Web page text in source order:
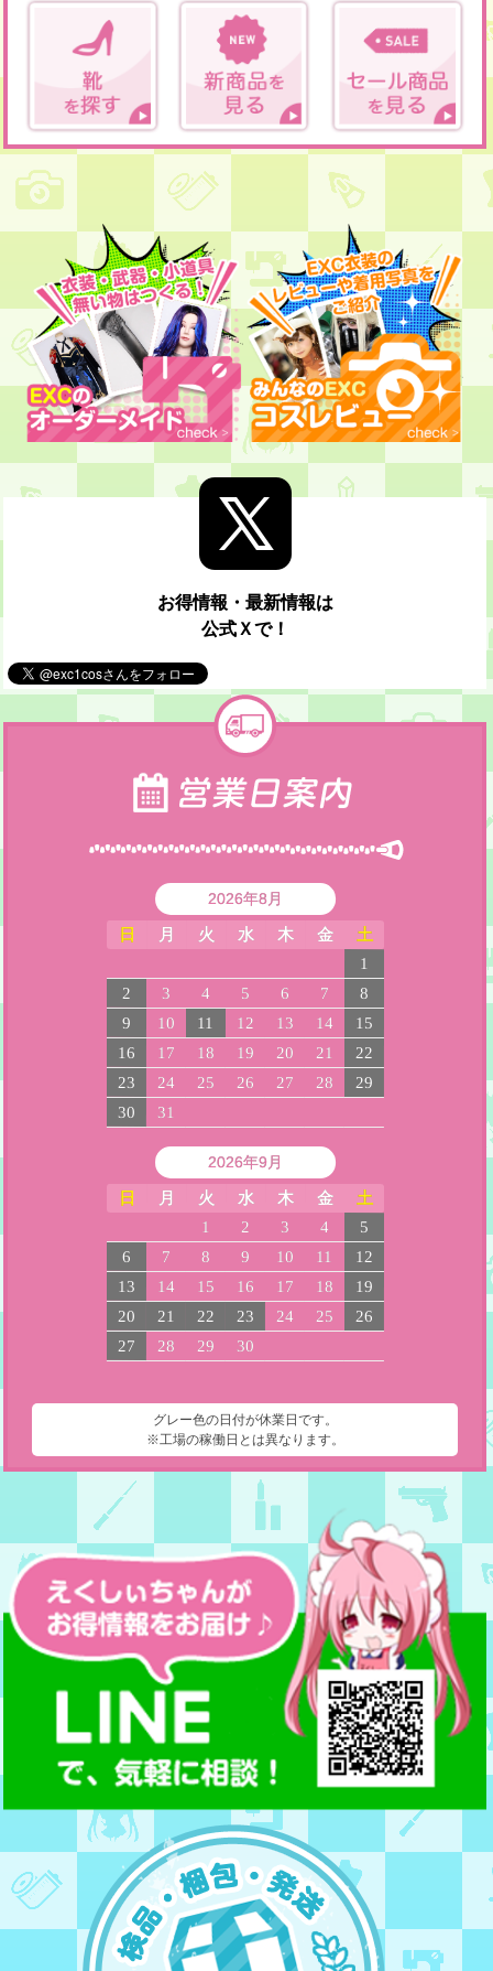
お得情報・最新情報は
公式Ｘで！
2026年8月
日 月 火 水 木 金 土
1
2
3 4 5 6 7
8
9
10 11 12 13 14
15
16
17 18 19 20 21
22
23
24 25 26 27 28
29
30
31
2026年9月
日 月 火 水 木 金 土
1 2 3 4
5
6
7 8 9 10 11
12
13
14 15 16 17 18
19
20
21 22 23 24 25
26
27
28 29 30
グレー色の日付が休業日です。
※工場の稼働日とは異なります。